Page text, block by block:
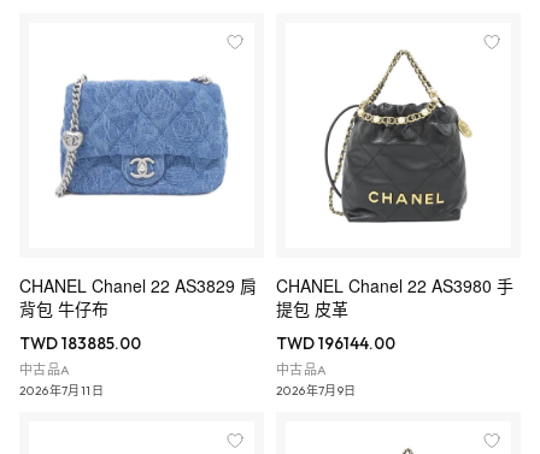
CHANEL Chanel 22 AS3829 肩
背包 牛仔布
TWD 183885.00
中古品A
2026年7月11日
CHANEL Chanel 22 AS3980 手
提包 皮革
TWD 196144.00
中古品A
2026年7月9日